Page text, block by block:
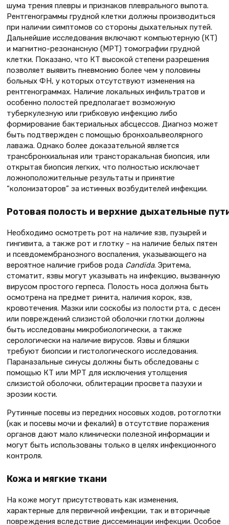
шума трения плевры и признаков плеврального выпота.
Рентгенограммы грудной клетки должны производиться
при наличии симптомов со стороны дыхательных путей.
Дальнейшие исследования включают компьютерную (КТ)
и магнитно-резонансную (МРТ) томографии грудной
клетки. Показано, что КТ высокой степени разрешения
позволяет выявить пневмонию более чем у половины
больных ФН, у которых отсутствуют изменения на
рентгенограммах. Наличие локальных инфильтратов и
особенно полостей предполагает возможную
туберкулезную или грибковую инфекцию либо
формирование бактериальных абсцессов. Диагноз может
быть подтвержден с помощью бронхоальвеолярного
лаважа. Однако более доказательной является
трансбронхиальная или трансторакальная биопсия, или
открытая биопсия легких, что полностью исключает
ложноположительные результаты и принятие
“колонизаторов” за истинных возбудителей инфекции.
Ротовая полость и верхние дыхательные
Необходимо осмотреть рот на наличие язв, пузырей и
гингивита, а также рот и глотку – на наличие белых пятен
и псевдомембранозного воспаления, указывающего на
вероятное наличие грибов рода Candida. Эритема,
стоматит, язвы могут указывать на инфекцию, вызванную
вирусом простого герпеса. Полость носа должна быть
осмотрена на предмет ринита, наличия корок, язв,
кровотечения. Мазки или соскобы из полости рта, с десен
или повреждений слизистой оболочки глотки должны
быть исследованы микробиологически, а также
серологически на наличие вирусов. Язвы и бляшки
требуют биопсии и гистологического исследования.
Параназальные синусы должны быть обследованы с
помощью КТ или МРТ для исключения утолщения
слизистой оболочки, облитерации просвета пазухи и
эрозии кости.
Рутинные посевы из передних носовых ходов, ротоглотки
(как и посевы мочи и фекалий) в отсутствие поражения
органов дают мало клинически полезной информации и
могут быть использованы только в целях инфекционного
контроля.
Кожа и мягкие ткани
На коже могут присутствовать как изменения,
характерные для первичной инфекции, так и вторичные
повреждения вследствие диссеминации инфекции. Особое